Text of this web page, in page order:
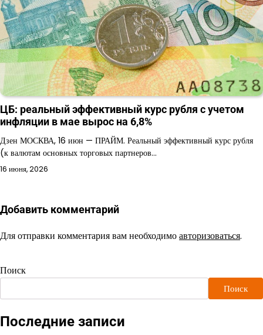
ЦБ: реальный эффективный курс рубля с учетом
инфляции в мае вырос на 6,8%
Дзен МОСКВА, 16 июн — ПРАЙМ. Реальный эффективный курс рубля
(к валютам основных торговых партнеров…
16 июня, 2026
Добавить комментарий
Для отправки комментария вам необходимоавторизоваться.
Поиск
Поиск
Последние записи